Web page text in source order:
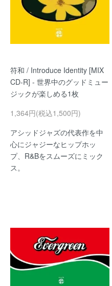
符和 / Introduce Identity [MIX
CD-R] - 世界中のグッドミュー
ジックが楽しめる1枚
1,364円(税込1,500円)
アシッドジャズの代表作を中
心にジャジーなヒップホッ
プ、R&Bをスムーズにミック
ス。